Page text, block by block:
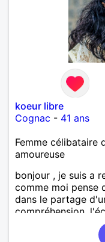
koeur libre
Cognac - 41 ans
Femme célibataire
amoureuse
bonjour , je suis a
comme moi pense
dans le partage
compréhension,
alors n'hésite pas
dans l'espoir et la